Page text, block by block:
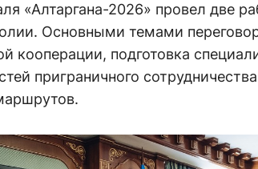
«Алтаргана-2026» провел две
Основными темами
кооперации, подготовка
приграничного